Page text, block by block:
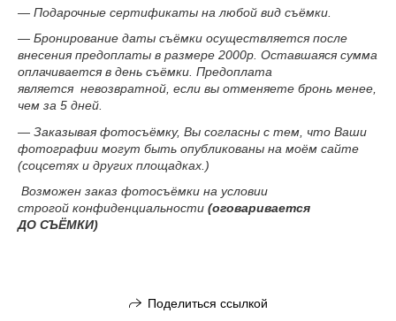
— Подарочные сертификаты на любой вид съёмки.
— Бронирование даты съёмки осуществляется после
внесения предоплаты в размере 2000р. Оставшаяся сумма
оплачивается в день съёмки. Предоплата
является невозвратной, если вы отменяете бронь менее,
чем за 5 дней.
— Заказывая фотосъёмку, Вы согласны с тем, что Ваши
фотографии могут быть опубликованы на моём сайте
(соцсетях и других площадках.)
Возможен заказ фотосъёмки на условии
строгой конфиденциальности (оговаривается
ДО СЪЁМКИ)
Поделиться ссылкой